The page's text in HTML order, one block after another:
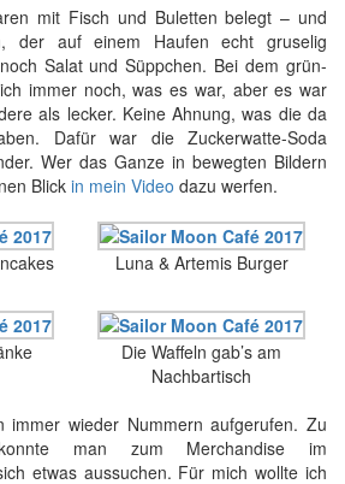
mit Fisch und Buletten belegt – und
der auf einem Haufen echt gruselig
Salat und Süppchen. Bei dem grün-
immer noch, was es war, aber es war
als lecker. Keine Ahnung, was die da
Dafür war die Zuckerwatte-Soda
Wer das Ganze in bewegten Bildern
Blick in mein Video dazu werfen.
Luna & Artemis Burger
Die Waffeln gab’s am
Nachbartisch
immer wieder Nummern aufgerufen. Zu
man zum Merchandise im
etwas aussuchen. Für mich wollte ich